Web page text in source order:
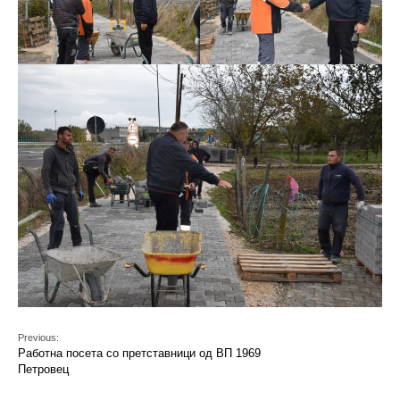
Previous:
Работна посета со претставници од ВП 1969
Петровец